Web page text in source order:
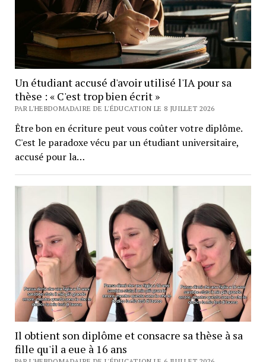
Un étudiant accusé d'avoir utilisé l'IA pour sa
thèse : « C'est trop bien écrit »
PAR L'HEBDOMADAIRE DE L'ÉDUCATION LE 8 JUILLET 2026
Être bon en écriture peut vous coûter votre diplôme.
C'est le paradoxe vécu par un étudiant universitaire,
accusé pour la…
Il obtient son diplôme et consacre sa thèse à sa
fille qu'il a eue à 16 ans